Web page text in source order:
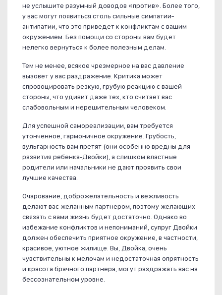
не услышите разумный доводов «против». Более того,
у вас могут появиться столь сильные симпатии-
антипатии, что это приведет к конфликтам с вашим
окружением. Без помощи со стороны вам будет
нелегко вернуться к более полезным делам.
Тем не менее, всякое чрезмерное на вас давление
вызовет у вас раздражение. Критика может
спровоцировать резкую, грубую реакцию с вашей
стороны, что удивит даже тех, кто считает вас
слабовольным и нерешительным человеком.
Для успешной самореализации, вам требуется
утонченное, гармоничное окружение. Грубость,
вульгарность вам претят (они особенно вредны для
развития ребенка-Двойки), а слишком властные
родители или начальники не дают проявить свои
лучшие качества.
Очарование, доброжелательность и вежливость
делают вас желанным партнером, поэтому желающих
связать с вами жизнь будет достаточно. Однако во
избежание конфликтов и непониманий, супруг Двойки
должен обеспечить приятное окружение, в частности,
красивое, уютное жилище. Вы, Двойка, очень
чувствительны к мелочам и недостаточная опрятность
и красота брачного партнера, могут раздражать вас на
бессознательном уровне.